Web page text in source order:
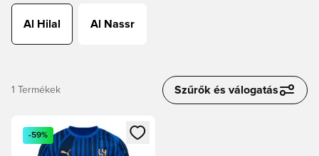
Al Hilal Al Nassr
1 Termékek Szűrők és válogatás
Megnyit egy modált a bejelentkezéshez vagy a tagként
-59%